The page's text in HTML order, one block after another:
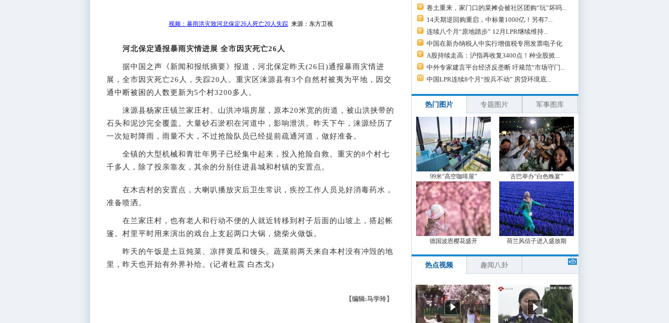
视频：暴雨洪灾致河北保定26人死亡20人失踪来源：东方卫视
河北保定通报暴雨灾情进展 全市因灾死亡26人
据中国之声《新闻和报纸摘要》报道，河北保定昨天(26日)通报暴雨灾情进
展，全市因灾死亡26人，失踪20人。重灾区涞源县有3个自然村被夷为平地，因交
通中断被困的人数更新为5个村3200多人。
涞源县杨家庄镇兰家庄村。山洪冲塌房屋，原本20米宽的街道，被山洪挟带的
石头和泥沙完全覆盖。大量砂石淤积在河道中，影响泄洪。昨天下午，涞源经历了
一次短时降雨，雨量不大，不过抢险队员已经提前疏通河道，做好准备。
全镇的大型机械和青壮年男子已经集中起来，投入抢险自救。重灾的8个村七
千多人，除了投亲靠友，其余的分别住进县城和村镇的安置点。
在木吉村的安置点，大喇叭播放灾后卫生常识，疾控工作人员兑好消毒药水，
准备喷洒。
在兰家庄村，也有老人和行动不便的人就近转移到村子后面的山坡上，搭起帐
篷。村里平时用来演出的戏台上支起两口大锅，烧柴火做饭。
昨天的午饭是土豆炖菜、凉拌黄瓜和馒头。蔬菜前两天来自本村没有冲毁的地
里，昨天也开始有外界补给。(记者杜震 白杰戈)
【编辑:马学玲】
卷土重来，家门口的菜摊会被社区团购“玩”坏吗...
14天期逆回购重启，中标量1000亿！另有7...
连续八个月“原地踏步” 12月LPR继续维持...
中国在新办纳税人中实行增值税专用发票电子化
A股持续走高：沪指再收复3400点！种业股掀...
中外专家建言平台经济反垄断 吁规范“市场守门...
中国LPR连续8个月“按兵不动” 房贷环境底...
热门图片 专题图片 军事图库
99米“高空咖啡屋” 古巴举办“白色晚宴”
德国波恩樱花盛开 荷兰风信子进入盛放期
热点视频 趣闻八卦